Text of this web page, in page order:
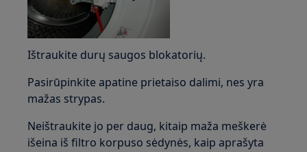
Ištraukite durų saugos blokatorių.
Pasirūpinkite apatine prietaiso dalimi, nes yra
mažas strypas.
Neištraukite jo per daug, kitaip maža meškerė
išeina iš filtro korpuso sėdynės, kaip aprašyta